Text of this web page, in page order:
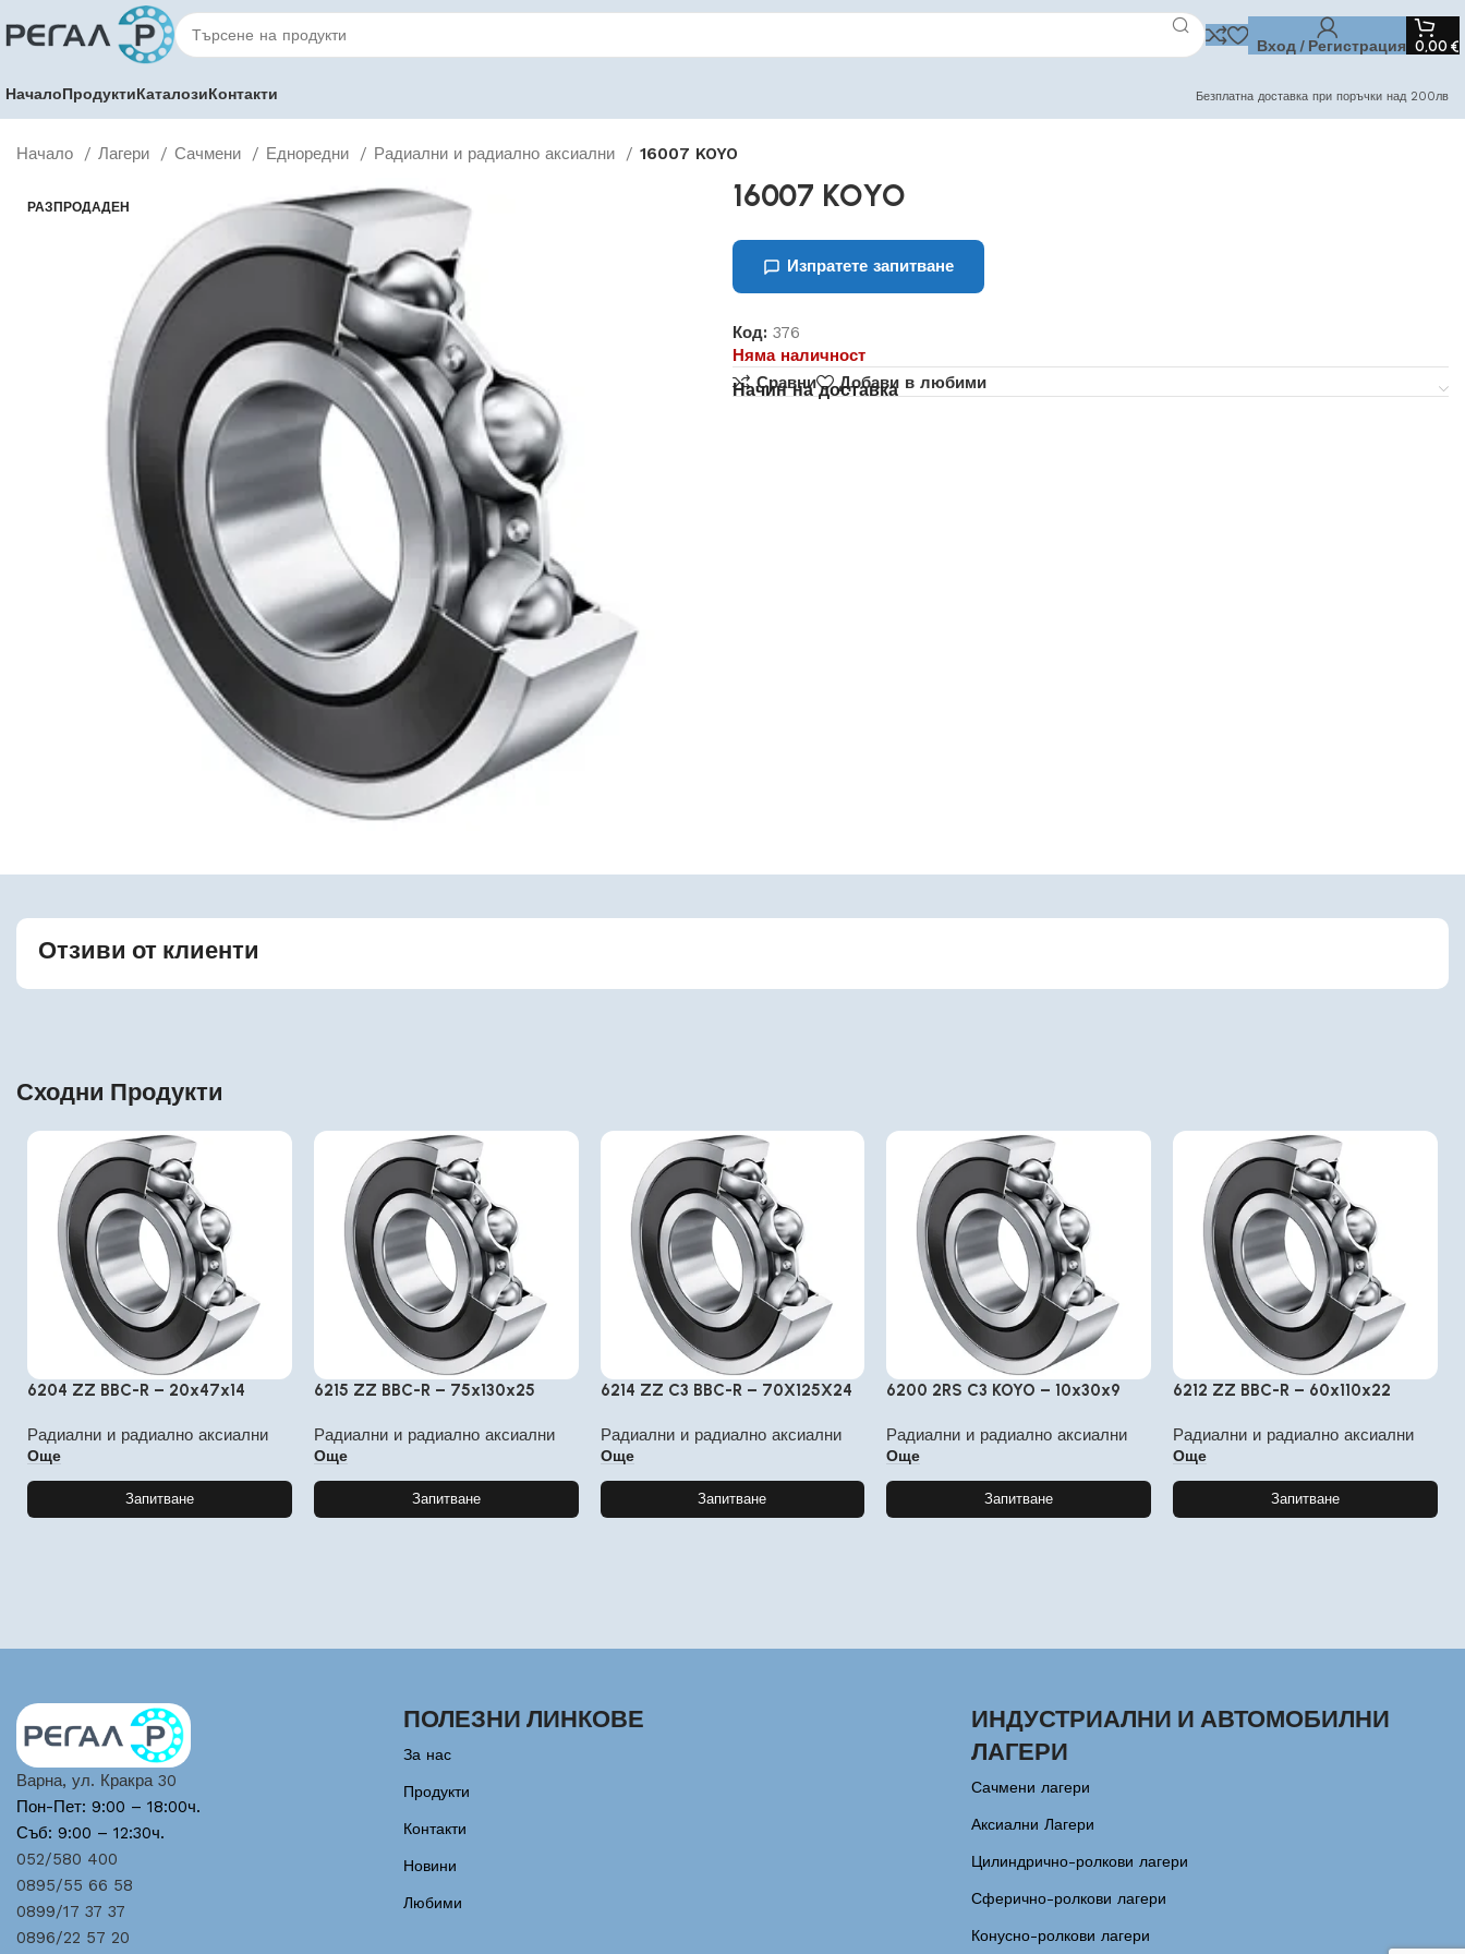
Вход / Регистрация 0,00 €
НачалоПродуктиКаталозиКонтакти Безплатна доставка при поръчки над 200лв
Начало Лагери Сачмени Едноредни Радиални и радиално аксиални 16007 KOYO
РАЗПРОДАДЕН 16007 KOYO
Изпратете запитване
Код: 376
Няма наличност
Сравни
Добави в любими
Начин на доставка
Отзиви от клиенти
Сходни Продукти
6204 ZZ BBC-R – 20x47x14
Радиални и радиално аксиални
Още
Запитване
6215 ZZ BBC-R – 75x130x25
Радиални и радиално аксиални
Още
Запитване
6214 ZZ C3 BBC-R – 70X125X24
Радиални и радиално аксиални
Още
Запитване
6200 2RS C3 KOYO – 10x30x9
Радиални и радиално аксиални
Още
Запитване
6212 ZZ BBC-R – 60x110x22
Радиални и радиално аксиални
Още
Запитване
Варна, ул. Кракра 30
Пон-Пет: 9:00 – 18:00ч.
Съб: 9:00 – 12:30ч.
052/580 400
0895/55 66 58
0899/17 37 37
0896/22 57 20
ПОЛЕЗНИ ЛИНКОВЕ
За нас
Продукти
Контакти
Новини
Любими
ИНДУСТРИАЛНИ И АВТОМОБИЛНИ
ЛАГЕРИ
Сачмени лагери
Аксиални Лагери
Цилиндрично-ролкови лагери
Сферично-ролкови лагери
Конусно-ролкови лагери